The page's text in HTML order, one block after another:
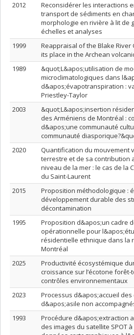
2012
Reconsidérer les interactions
transport de sédiments en
morphologie en rivière à lit de
échelles et analyses
1999
Reappraisal of the Blake
its place in the Archean
1989
&quot;L&apos;utilisation de
microclimatologiques dans
d&apos;évapotranspiration :
Priestley-Taylor
2003
&quot;L&apos;insertion
des Arméniens de Montréal :
d&apos;une communauté
communauté
2020
Quantification du mouvement
terrestre et de sa contribution
niveau de la mer : le cas de la
du Saint-Laurent
2015
Proposition méthodologique :
développement durable des
décontamination
1995
Proposition d&apos;un cadre
opérationnelle pour
résidentielle ethnique dans la
Montréal
2025
Productivité écosystémique
croissance sur l’écotone
contrôles environnementaux
2023
Processus d&apos;accueil
d&apos;asile non
1993
Procédure d&apos;extraction
des images du satellite SPOT